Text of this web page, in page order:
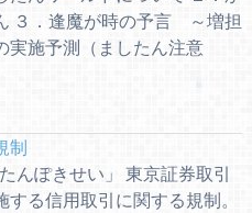
３．逢魔が時の予言 ～増担
実施予測（ましたん注意
制
んぽきせい」 東京証券取引
する信用取引に関する規制。